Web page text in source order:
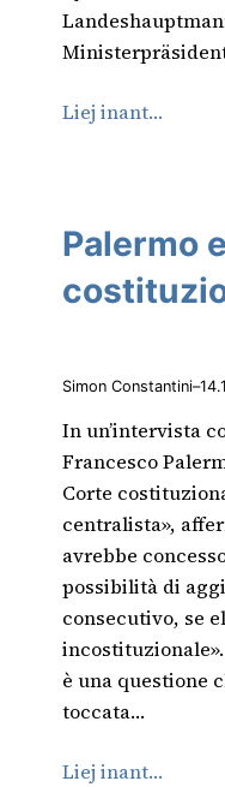
Liej inant…
Palermo
Simon Constantini–
In un’intervista
Francesco
Corte
centralista»,
avrebbe
possibilità di
consecutivo, se
è una questione
toccata…
Liej inant…